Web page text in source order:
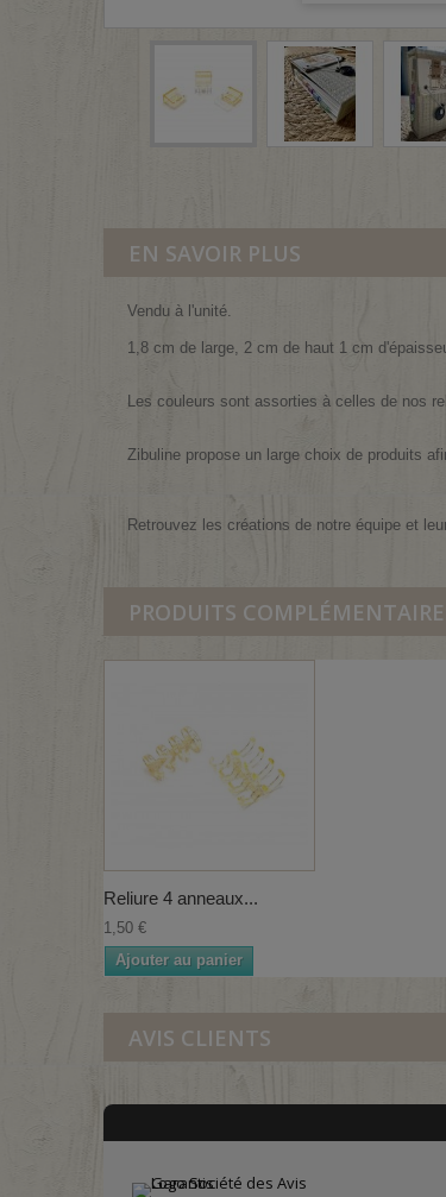
EN SAVOIR PLUS
Vendu à l'unité.
1,8 cm de large, 2 cm de haut 1 cm
Les couleurs sont assorties à celles de nos
Zibuline propose un large choix de produits
Retrouvez les créations de notre équipe et
PRODUITS
Reliure 4 anneaux...
1,50 €
Ajouter au panier
AVIS CLIENTS